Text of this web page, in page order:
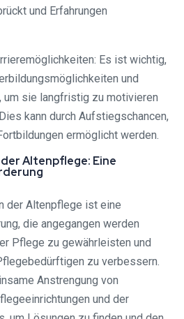
und Erfahrungen
Es ist wichtig,
und
um sie langfristig zu motivieren
kann durch Aufstiegschancen,
ermöglicht werden.
Altenpflege: Eine
der Altenpflege ist eine
die angegangen werden
Pflege zu gewährleisten und
zu verbessern.
Anstrengung von
und der